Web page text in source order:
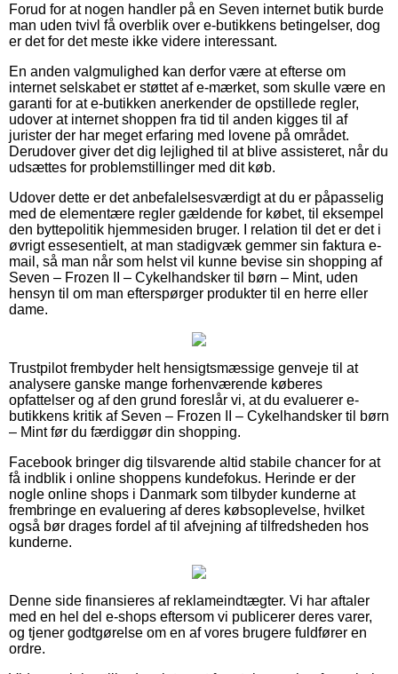
Forud for at nogen handler på en Seven internet butik burde
man uden tvivl få overblik over e-butikkens betingelser, dog
er det for det meste ikke videre interessant.
En anden valgmulighed kan derfor være at efterse om
internet selskabet er støttet af e-mærket, som skulle være en
garanti for at e-butikken anerkender de opstillede regler,
udover at internet shoppen fra tid til anden kigges til af
jurister der har meget erfaring med lovene på området.
Derudover giver det dig lejlighed til at blive assisteret, når du
udsættes for problemstillinger med dit køb.
Udover dette er det anbefalelsesværdigt at du er påpasselig
med de elementære regler gældende for købet, til eksempel
den byttepolitik hjemmesiden bruger. I relation til det er det i
øvrigt essesentielt, at man stadigvæk gemmer sin faktura e-
mail, så man når som helst vil kunne bevise sin shopping af
Seven – Frozen II – Cykelhandsker til børn – Mint, uden
hensyn til om man efterspørger produkter til en herre eller
dame.
Trustpilot frembyder helt hensigtsmæssige genveje til at
analysere ganske mange forhenværende køberes
opfattelser og af den grund foreslår vi, at du evaluerer e-
butikkens kritik af Seven – Frozen II – Cykelhandsker til børn
– Mint før du færdiggør din shopping.
Facebook bringer dig tilsvarende altid stabile chancer for at
få indblik i online shoppens kundefokus. Herinde er der
nogle online shops i Danmark som tilbyder kunderne at
frembringe en evaluering af deres købsoplevelse, hvilket
også bør drages fordel af til afvejning af tilfredsheden hos
kunderne.
Denne side finansieres af reklameindtægter. Vi har aftaler
med en hel del e-shops eftersom vi publicerer deres varer,
og tjener godtgørelse om en af vores brugere fuldfører en
ordre.